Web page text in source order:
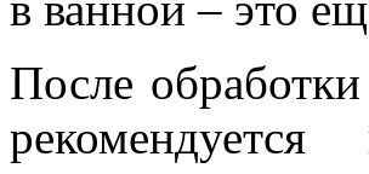
После